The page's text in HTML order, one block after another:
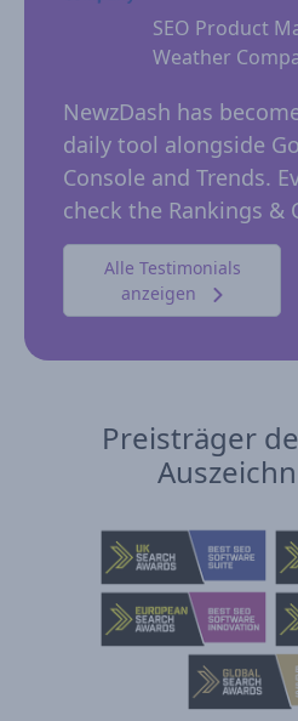
SEO Product
Weather
NewzDash has
daily tool alongside
Console and Trends.
check the Rankings
possible trending
Alle Testimonials
anzeigen
Preisträger